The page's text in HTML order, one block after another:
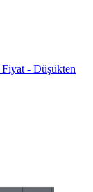
Fiyat - Düşükten